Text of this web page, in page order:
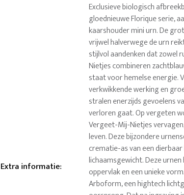
Extra informatie:
Exclusieve biologisch
gloednieuwe Florique serie,
kaarshouder mini urn. De
vrijwel halverwege de urn
stijlvol aandenken dat zowel
Nietjes combineren
staat voor hemelse energie.
verkwikkende werking en
stralen enerzijds gevoelens
verloren gaat. Op vergeten
Vergeet-Mij-Nietjes
leven. Deze bijzondere
crematie-as van een
lichaamsgewicht. Deze
oppervlak en een unieke
Arboform, een hightech